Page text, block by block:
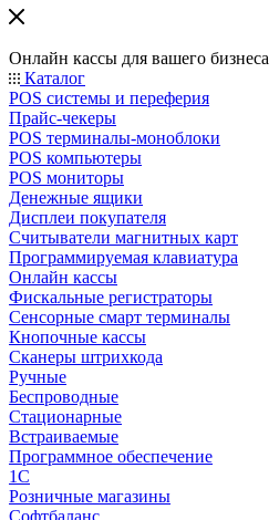
Онлайн кассы для вашего бизнеса
Каталог
POS системы и переферия
Прайс-чекеры
POS терминалы-моноблоки
POS компьютеры
POS мониторы
Денежные ящики
Дисплеи покупателя
Считыватели магнитных карт
Программируемая клавиатура
Онлайн кассы
Фискальные регистраторы
Сенсорные смарт терминалы
Кнопочные кассы
Сканеры штрихкода
Ручные
Беспроводные
Стационарные
Встраиваемые
Программное обеспечение
1С
Розничные магазины
Софтбаланс